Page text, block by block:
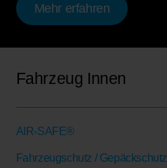
Mehr erfahren
Fahrzeug Innen
AIR-SAFE®
Fahrzeugschutz / Gepäckschutz